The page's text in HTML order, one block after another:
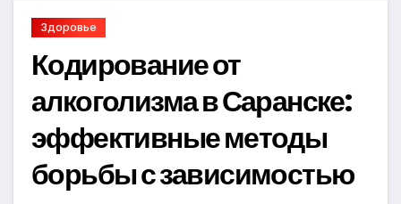
Здоровье
Кодирование от
алкоголизма в Саранске:
эффективные методы
борьбы с зависимостью